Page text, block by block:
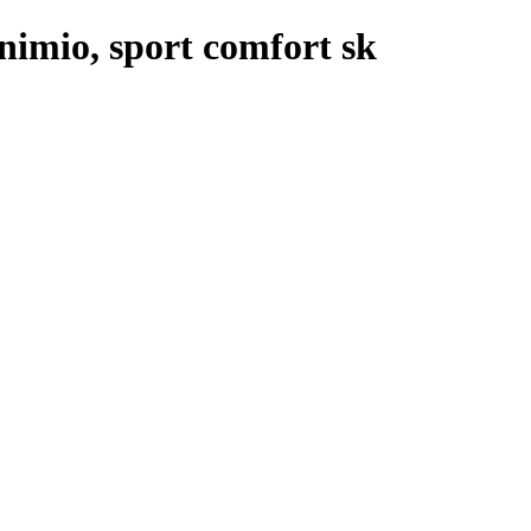
sport comfort sk